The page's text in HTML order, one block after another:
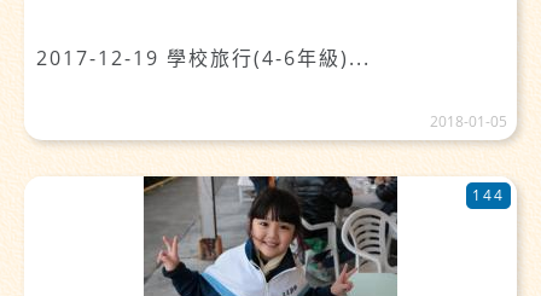
2017-12-19 學校旅行(4-6年級)...
2018-01-05
144